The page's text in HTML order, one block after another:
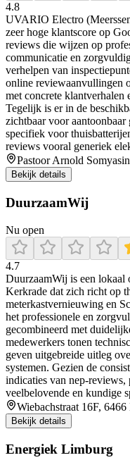
4.8
UVARIO Electro
zeer hoge klantscore op
reviews die wijzen op
communicatie en
verhelpen van
online reviewaanvullingen
met concrete klantverhalen
Tegelijk is er in de
zichtbaar voor
specifiek voor
reviews vooral generiek
Pastoor Arnold
Bekijk details
DuurzaamWij
Nu open
4.7
DuurzaamWij is een lokaal
Kerkrade dat zich richt op
meterkastvernieuwing en
het professionele en
gecombineerd met
medewerkers tonen
geven uitgebreide uitleg
systemen. Gezien de
indicaties van nep-
veelbelovende en kundige
Wiebachstraat 16F,
Bekijk details
Energiek Limburg